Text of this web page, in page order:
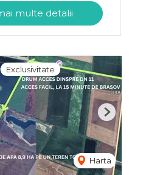
multe detalii
Exclusivitate
Harta
Next